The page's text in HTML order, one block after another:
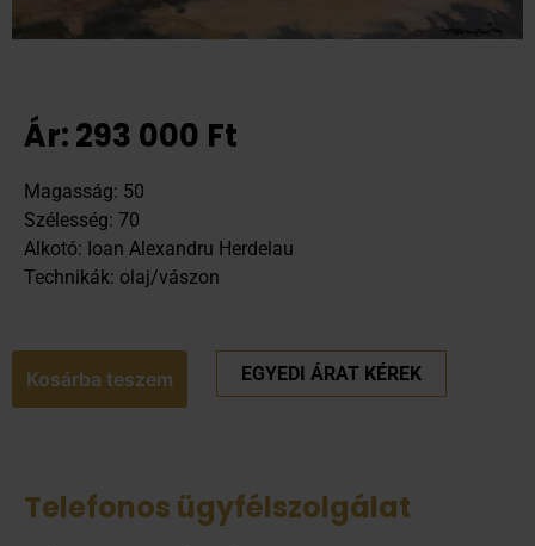
Ár:293 000 Ft
Magasság: 50
Szélesség: 70
Alkotó: Ioan Alexandru Herdelau
Technikák: olaj/vászon
Kosárba teszem EGYEDI ÁRAT KÉREK
Telefonos ügyfélszolgálat